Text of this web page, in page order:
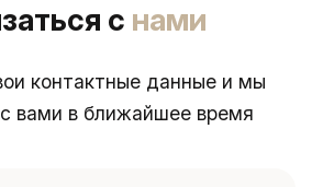
с нами
контактные данные и мы
вами в ближайшее время